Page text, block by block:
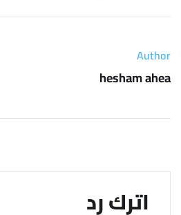
Author
hesham ahea
اترك رد